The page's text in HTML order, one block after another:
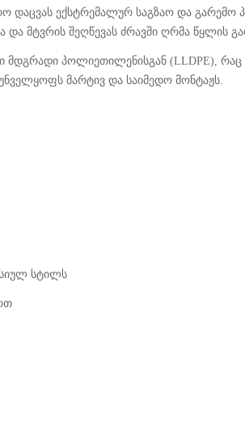
დაცვას ექსტრემალურ საგზაო და
მტვრის შეღწევას ძრავში ღრმა წყლის
პოლიეთილენისგან (LLDPE),
მარტივ და საიმედო მონტაჟს.
სტილს